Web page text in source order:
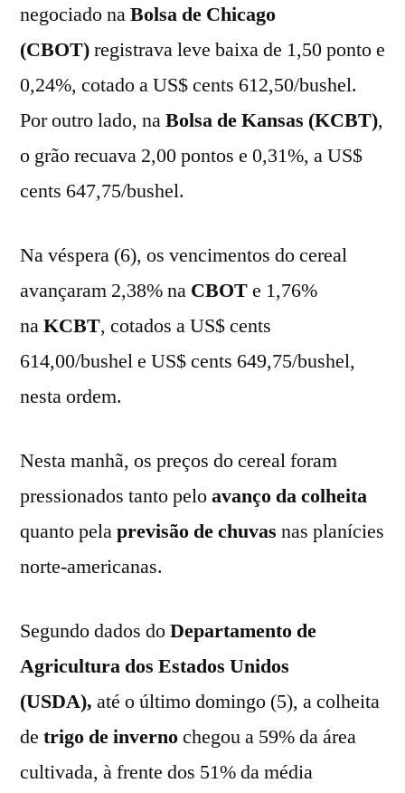
negociado naBolsa de Chicago
(CBOT)registrava leve baixa de 1,50 ponto e
0,24%, cotado a US$ cents 612,50/bushel.
Por outro lado, naBolsa de Kansas (KCBT),
o grão recuava 2,00 pontos e 0,31%, a US$
cents 647,75/bushel.
Na véspera (6), os vencimentos do cereal
avançaram 2,38% na CBOTe 1,76%
naKCBT, cotados a US$ cents
614,00/bushel e US$ cents 649,75/bushel,
nesta ordem.
Nesta manhã, os preços do cereal foram
pressionados tanto peloavanço da colheita
quanto pelaprevisão de chuvas nas planícies
norte-americanas.
Segundo dados doDepartamento de
Agricultura dos Estados Unidos
(USDA), até o último domingo (5), a colheita
de trigo de invernochegou a 59% da área
cultivada, à frente dos 51% da média